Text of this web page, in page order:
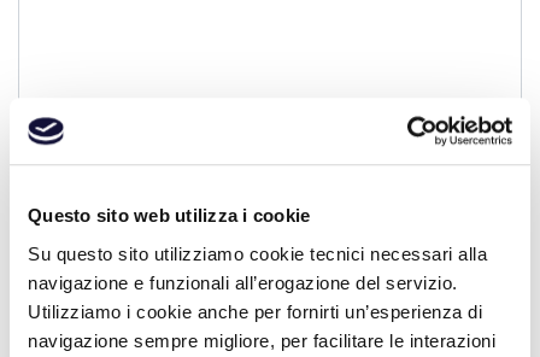
Questo sito web utilizza i cookie
Su questo sito utilizziamo cookie tecnici necessari alla
navigazione e funzionali all’erogazione del servizio.
Utilizziamo i cookie anche per fornirti un’esperienza di
navigazione sempre migliore, per facilitare le interazioni
Ho letto e accettato la Privacy Policy